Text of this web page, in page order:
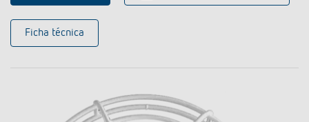
Ficha técnica